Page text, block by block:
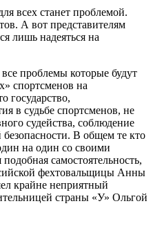
всех станет проблемой.
А вот представителям
лишь надеяться на
все проблемы которые будут
спортсменов на
государство,
в судьбе спортсменов, не
судейства, соблюдение
В общем те кто
на один со своими
самостоятельность,
фехтовальщицы Анны
крайне неприятный
страны «У» Ольгой